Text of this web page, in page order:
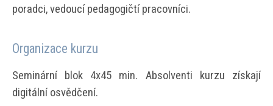
poradci, vedoucí pedagogičtí pracovníci.
Organizace kurzu
Seminární blok 4x45 min. Absolventi kurzu získají
digitální osvědčení.